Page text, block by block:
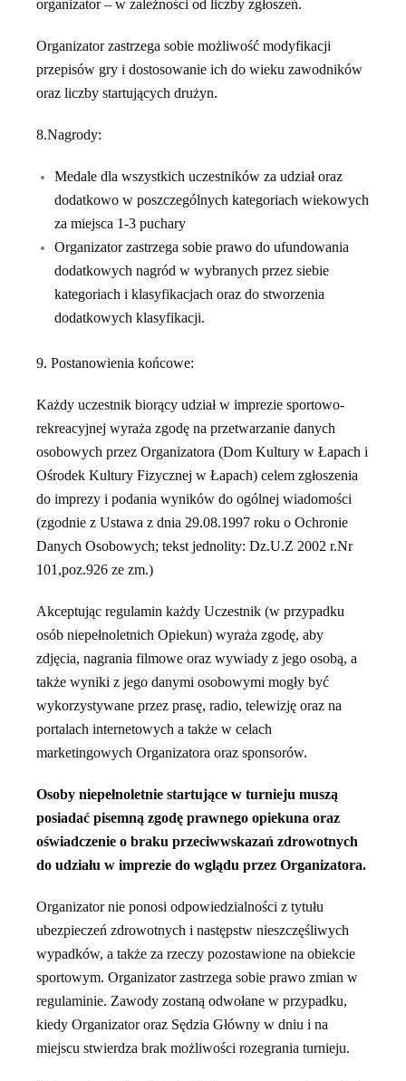
organizator – w zależności od liczby zgłoszeń.
Organizator zastrzega sobie możliwość modyfikacji
przepisów gry i dostosowanie ich do wieku zawodników
oraz liczby startujących drużyn.
8.Nagrody:
Medale dla wszystkich uczestników za udział oraz
dodatkowo w poszczególnych kategoriach wiekowych
za miejsca 1-3 puchary
Organizator zastrzega sobie prawo do ufundowania
dodatkowych nagród w wybranych przez siebie
kategoriach i klasyfikacjach oraz do stworzenia
dodatkowych klasyfikacji.
9. Postanowienia końcowe:
Każdy uczestnik biorący udział w imprezie sportowo-
rekreacyjnej wyraża zgodę na przetwarzanie danych
osobowych przez Organizatora (Dom Kultury w Łapach i
Ośrodek Kultury Fizycznej w Łapach) celem zgłoszenia
do imprezy i podania wyników do ogólnej wiadomości
(zgodnie z Ustawa z dnia 29.08.1997 roku o Ochronie
Danych Osobowych; tekst jednolity: Dz.U.Z 2002 r.Nr
101,poz.926 ze zm.)
Akceptując regulamin każdy Uczestnik (w przypadku
osób niepełnoletnich Opiekun) wyraża zgodę, aby
zdjęcia, nagrania filmowe oraz wywiady z jego osobą, a
także wyniki z jego danymi osobowymi mogły być
wykorzystywane przez prasę, radio, telewizję oraz na
portalach internetowych a także w celach
marketingowych Organizatora oraz sponsorów.
Osoby niepełnoletnie startujące w turnieju muszą
posiadać pisemną zgodę prawnego opiekuna oraz
oświadczenie o braku przeciwwskazań zdrowotnych
do udziału w imprezie do wglądu przez Organizatora.
Organizator nie ponosi odpowiedzialności z tytułu
ubezpieczeń zdrowotnych i następstw nieszczęśliwych
wypadków, a także za rzeczy pozostawione na obiekcie
sportowym. Organizator zastrzega sobie prawo zmian w
regulaminie. Zawody zostaną odwołane w przypadku,
kiedy Organizator oraz Sędzia Główny w dniu i na
miejscu stwierdza brak możliwości rozegrania turnieju.